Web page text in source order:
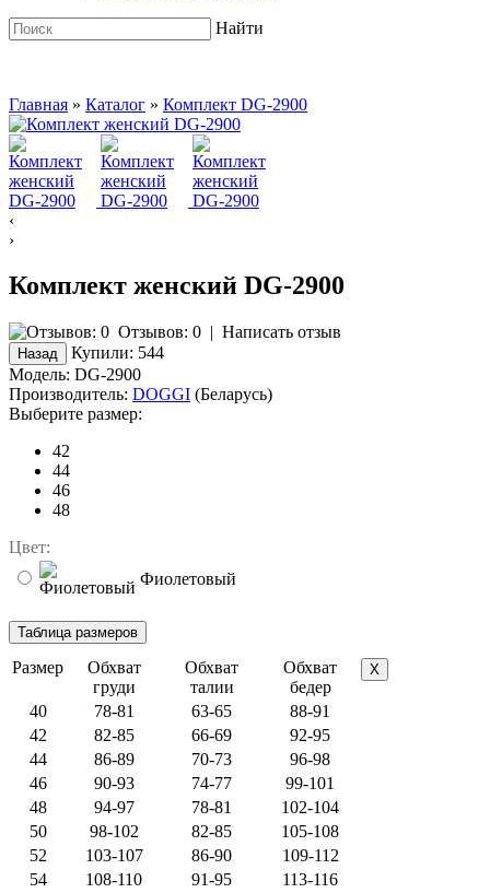
Найти
Главная » Каталог » Комплект DG-2900
‹
›
Комплект женский DG-2900
Отзывов: 0 | Написать отзыв
Купили: 544
Модель: DG-2900
Производитель: DOGGI (Беларусь)
Выберите размер:
42
44
46
48
Цвет:
Фиолетовый
Размер
Обхват
груди
Обхват
талии
Обхват
бедер
X
40 78-81 63-65
88-91
42
82-85 66-69
92-95
44
86-89 70-73
96-98
46
90-93 74-77
99-101
48
94-97 78-81
102-104
50
98-102 82-85
105-108
52
103-107 86-90
109-112
54
108-110 91-95
113-116